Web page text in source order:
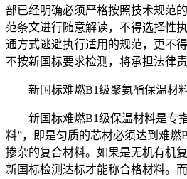
部已经明确必须严格按照技术规范
范条文进行随意解读，不得选择性
通方式逃避执行适用的规范，更不
不按新国标要求检测，将承担法律
新国标难燃B1级聚氨酯保温材
新国标难燃B1级保温材料是专
料”，即是匀质的芯材必须达到难燃
掺杂的复合材料。如果是无机有机
新国标检测达标才能称合格材料。